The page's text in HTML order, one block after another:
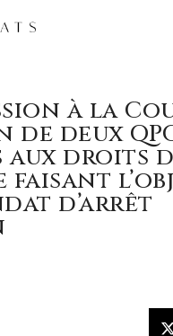
à la
de deux
aux droits
faisant
d’arrêt